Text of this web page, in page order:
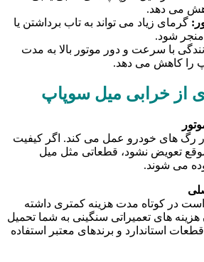
می دهد.
گرمای زیاد می تواند به تاب برداشتن یا
شود.
با سرعت و دور موتور بالا به مدت
را کاهش می دهد.
از خرابی میل سوپاپ
رگ های خودرو عمل می کند. اگر کیفیت
تعویض نشود، قطعاتی مثل میل
می شوند.
در کوتاه مدت هزینه کمتری داشته
هزینه های تعمیراتی سنگینی به شما تحمیل
استاندارد و برندهای معتبر استفاده